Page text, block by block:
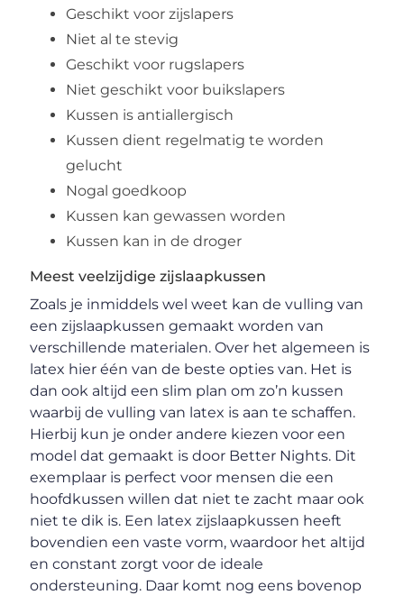
Geschikt voor zijslapers
Niet al te stevig
Geschikt voor rugslapers
Niet geschikt voor buikslapers
Kussen is antiallergisch
Kussen dient regelmatig te worden
gelucht
Nogal goedkoop
Kussen kan gewassen worden
Kussen kan in de droger
Meest veelzijdige zijslaapkussen
Zoals je inmiddels wel weet kan de vulling van
een zijslaapkussen gemaakt worden van
verschillende materialen. Over het algemeen is
latex hier één van de beste opties van. Het is
dan ook altijd een slim plan om zo’n kussen
waarbij de vulling van latex is aan te schaffen.
Hierbij kun je onder andere kiezen voor een
model dat gemaakt is door Better Nights. Dit
exemplaar is perfect voor mensen die een
hoofdkussen willen dat niet te zacht maar ook
niet te dik is. Een latex zijslaapkussen heeft
bovendien een vaste vorm, waardoor het altijd
en constant zorgt voor de ideale
ondersteuning. Daar komt nog eens bovenop